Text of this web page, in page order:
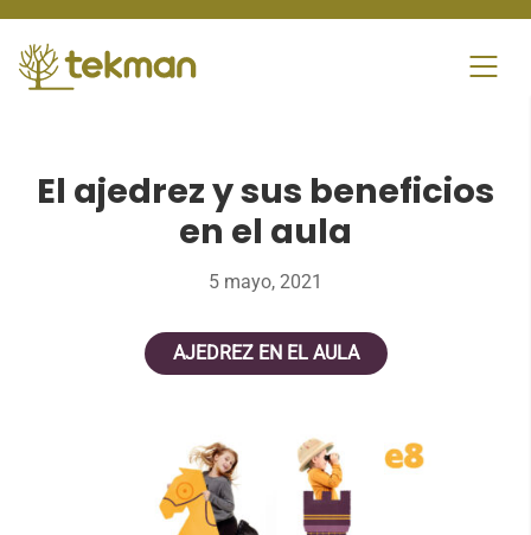
content
El ajedrez y sus beneficios
en el aula
5 mayo, 2021
AJEDREZ EN EL AULA